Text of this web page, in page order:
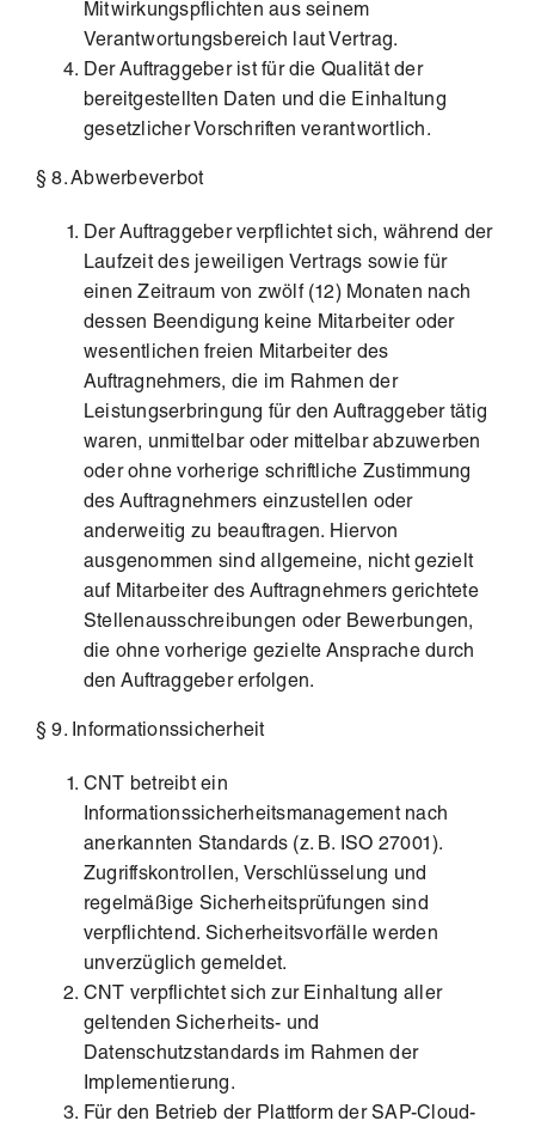
Mitwirkungspflichten aus seinem
Verantwortungsbereich laut Vertrag.
Der Auftraggeber ist für die Qualität der
bereitgestellten Daten und die Einhaltung
gesetzlicher Vorschriften verantwortlich.
§ 8. Abwerbeverbot
Der Auftraggeber verpflichtet sich, während der
Laufzeit des jeweiligen Vertrags sowie für
einen Zeitraum von zwölf (12) Monaten nach
dessen Beendigung keine Mitarbeiter oder
wesentlichen freien Mitarbeiter des
Auftragnehmers, die im Rahmen der
Leistungserbringung für den Auftraggeber tätig
waren, unmittelbar oder mittelbar abzuwerben
oder ohne vorherige schriftliche Zustimmung
des Auftragnehmers einzustellen oder
anderweitig zu beauftragen. Hiervon
ausgenommen sind allgemeine, nicht gezielt
auf Mitarbeiter des Auftragnehmers gerichtete
Stellenausschreibungen oder Bewerbungen,
die ohne vorherige gezielte Ansprache durch
den Auftraggeber erfolgen.
§ 9. Informationssicherheit
CNT betreibt ein
Informationssicherheitsmanagement nach
anerkannten Standards (z. B. ISO 27001).
Zugriffskontrollen, Verschlüsselung und
regelmäßige Sicherheitsprüfungen sind
verpflichtend. Sicherheitsvorfälle werden
unverzüglich gemeldet.
CNT verpflichtet sich zur Einhaltung aller
geltenden Sicherheits- und
Datenschutzstandards im Rahmen der
Implementierung.
Für den Betrieb der Plattform der SAP-Cloud-